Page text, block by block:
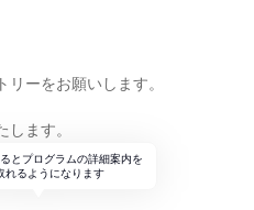
ーをお願いします。
ます。
とプログラムの詳細案内を
れるようになります